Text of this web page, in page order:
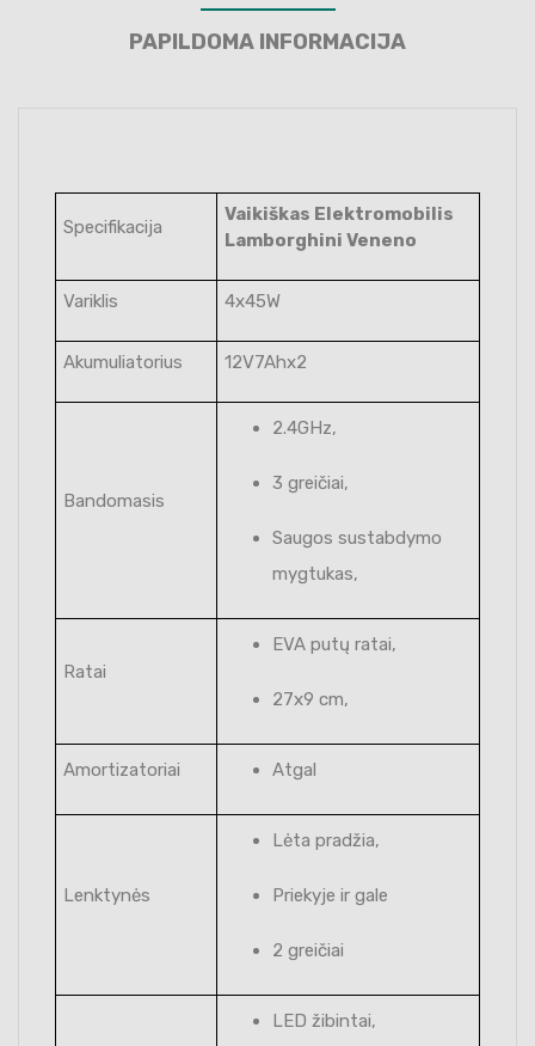
PAPILDOMA INFORMACIJA
Specifikacija
Vaikiškas Elektromobilis
Lamborghini Veneno
Variklis 4x45W
Akumuliatorius 12V7Ahx2
Bandomasis
2.4GHz,
3 greičiai,
Saugos sustabdymo
mygtukas,
Ratai
EVA putų ratai,
27x9 cm,
Amortizatoriai Atgal
Lenktynės
Lėta pradžia,
Priekyje ir gale
2 greičiai
LED žibintai,